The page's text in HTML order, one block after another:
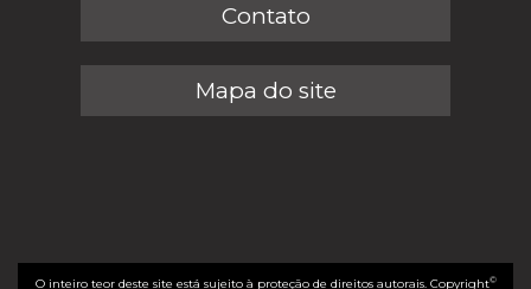
Contato
Mapa do site
O inteiro teor deste site está sujeito à proteção de direitos autorais. Copyright©